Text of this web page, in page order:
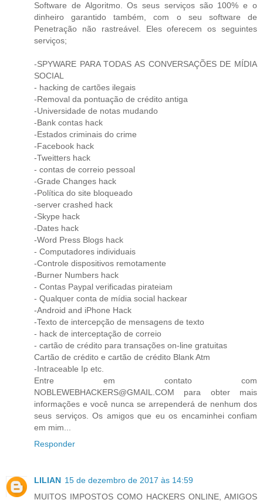
Software de Algoritmo. Os seus serviços são 100% e o
dinheiro garantido também, com o seu software de
Penetração não rastreável. Eles oferecem os seguintes
serviços;
-SPYWARE PARA TODAS AS CONVERSAÇÕES DE MÍDIA
SOCIAL
- hacking de cartões ilegais
-Removal da pontuação de crédito antiga
-Universidade de notas mudando
-Bank contas hack
-Estados criminais do crime
-Facebook hack
-Tweitters hack
- contas de correio pessoal
-Grade Changes hack
-Política do site bloqueado
-server crashed hack
-Skype hack
-Dates hack
-Word Press Blogs hack
- Computadores individuais
-Controle dispositivos remotamente
-Burner Numbers hack
- Contas Paypal verificadas pirateiam
- Qualquer conta de mídia social hackear
-Android and iPhone Hack
-Texto de intercepção de mensagens de texto
- hack de interceptação de correio
- cartão de crédito para transações on-line gratuitas
Cartão de crédito e cartão de crédito Blank Atm
-Intraceable Ip etc.
Entre em contato com
NOBLEWEBHACKERS@GMAIL.COM para obter mais
informações e você nunca se arrependerá de nenhum dos
seus serviços. Os amigos que eu os encaminhei confiam
em mim...
Responder
LILIAN 15 de dezembro de 2017 às 14:59
MUITOS IMPOSTOS COMO HACKERS ONLINE, AMIGOS